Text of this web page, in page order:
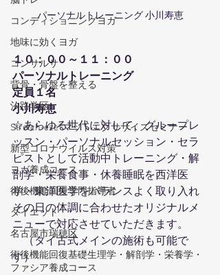
コンディショニングヨガ
地味に効くヨガ
コンサルサ
背骨・骨盤を整える
汐路学区
Stretch-eze®マットエクササイズセミナー
新型コロナウイルス対策
ヨガ養成コース
術後機能回復専門指導者
ダイエット
名古屋市瑞穂区
術後機能回復基礎生理学・解剖学・栄養学・
ファシア養成コース
パーソナルトレーニング 小川寿恵
１０：００～１１：００
パーソナルトレーニング
定員１名
小川寿恵
☆あらゆる世代に対して、グループレ
ッスン・パーソナルセッション・セラ
ピストとして活動中トレーニング・解
剖学・栄養食事・休養睡眠を西洋医
学・東洋医学をバランスよく取り入れ
その日の体調に合わせたオリジナルメ
ニューで対応させていただきます。
（タイ古式メインの施術も可能で
す）